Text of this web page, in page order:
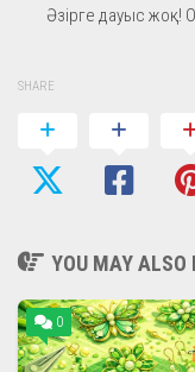
Әзірге дауыс жоқ!
SHARE
YOU MAY ALSO
0